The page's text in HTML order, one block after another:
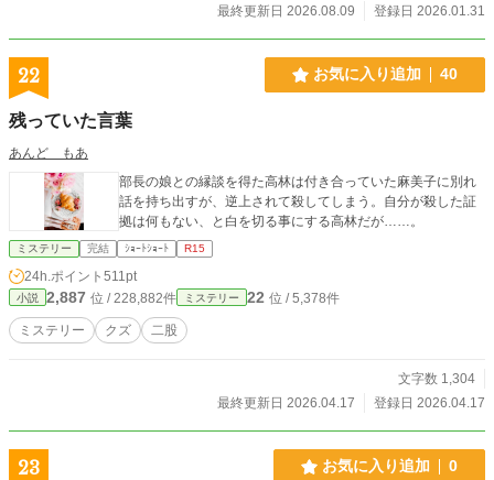
食生活」 「人間の正しい夫婦のあり方」 「身も心も神さ
たらよいか、分かるじゃろ！」 たったのこれだけを守れば
良いということだ。 根拠のない書籍や情報源等に惑わされ
一切言っていない。 これらの書籍や情報源は「日月神示」
さんに間違った解釈をされている日月神示を分かりやすく解
説していくことにしました。 どうか、最後までお読み下さ
い。 日月神示の予言については、私が執筆中の「神典日月
最終更新日 2026.08.09
登録日 2026.01.31
22 お気に入り追加 40
残っていた言葉
あんど もあ
部長の娘との縁談を得た高林は付き合っていた麻美子に別れ
話を持ち出すが、逆上されて殺してしまう。自分が殺した証
拠は何もない、と白を切る事にする高林だが……。
ミステリー 完結 ｼｮｰﾄｼｮｰﾄ R15
24h.ポイント 511pt
小説 2,887 位 / 228,882件 ミステリー 22 位 / 5,378件
ミステリー クズ 二股
文字数 1,304
最終更新日 2026.04.17
登録日 2026.04.17
23 お気に入り追加 0